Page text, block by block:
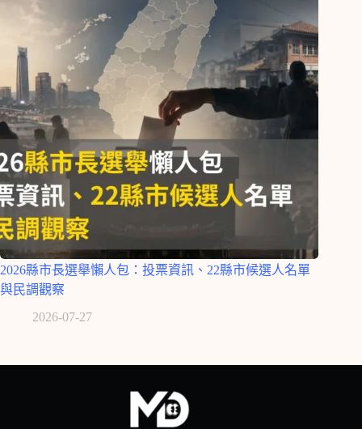
2026縣市長選舉懶人包：投票資訊、22縣市候選人名單
與民調觀察
2026-07-27